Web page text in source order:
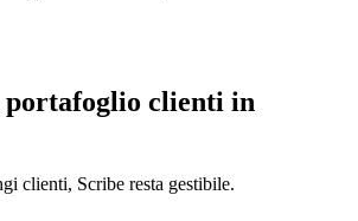
portafoglio clienti in
clienti, Scribe resta gestibile.